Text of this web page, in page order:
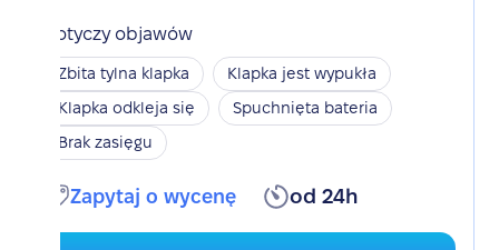
Dotyczy objawów
Zbita tylna klapka
Klapka jest wypukła
Klapka odkleja się
Spuchnięta bateria
Brak zasięgu
Zapytaj o wycenę od 24h